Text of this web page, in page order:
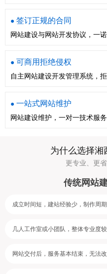
● 签订正规的合同
网站建设与网站开发协议，一
● 可商用拒绝侵权
自主网站建设开发管理系统，
● 一站式网站维护
网站建设维护，一对一技术服
为什么选择湘
更专业、更
传统网站
成立时间短，建站经验少，制作周
几人工作室或小团队，整体专业度
网站交付后，服务基本结束，无法